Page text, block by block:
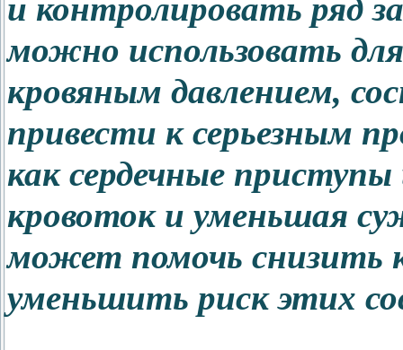
и контролировать ряд
можно использовать
кровяным давлением,
привести к серьезным
как сердечные
кровоток и уменьшая
может помочь снизить
уменьшить риск этих